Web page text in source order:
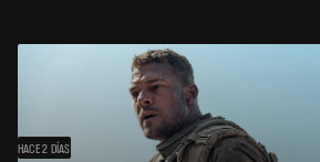
HACE 2 DÍAS